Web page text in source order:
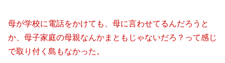
母が学校に電話をかけても、母に言わせてるんだろうと
か、母子家庭の母親なんかまともじゃないだろ？って感じ
で取り付く島もなかった。